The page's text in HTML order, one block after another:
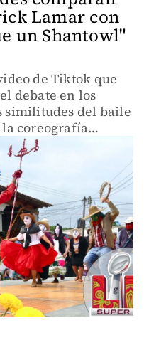
Lamar con
un Shantowl"
de Tiktok que
debate en los
similitudes del baile
coreografía
durante el